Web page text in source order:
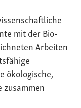
mit der Bio-
Arbeiten
ökologische,